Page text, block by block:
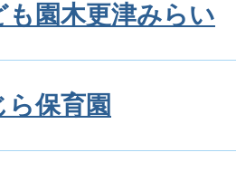
も園木更津みらい
保育園